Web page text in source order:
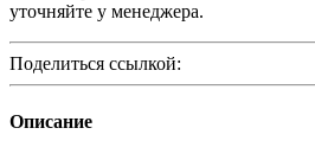
уточняйте у менеджера.
Поделиться ссылкой:
Описание